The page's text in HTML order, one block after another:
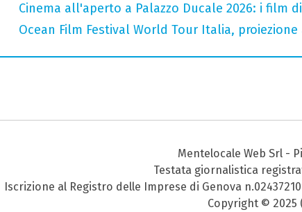
Cinema all'aperto a Palazzo Ducale 2026: i film
Ocean Film Festival World Tour Italia,
Mentelocale Web Srl -
Testata giornalistica
Iscrizione al Registro delle Imprese di Genova
Copyright © 2025